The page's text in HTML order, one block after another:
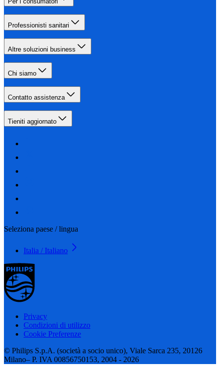
Professionisti sanitari
Altre soluzioni business
Chi siamo
Contatto assistenza
Tieniti aggiornato
Seleziona paese / lingua
Italia / Italiano
Privacy
Condizioni di utilizzo
Cookie Preferenze
© Philips S.p.A. (società a socio unico), Viale Sarca 235, 20126
Milano– P. IVA 00856750153, 2004 - 2026